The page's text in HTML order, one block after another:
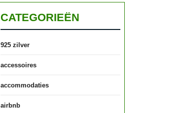
CATEGORIEËN
925 zilver
accessoires
accommodaties
airbnb